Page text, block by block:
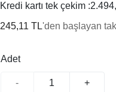
Kredi kartı tek çekim :
245,11 TL'den başlayan
Adet
- +